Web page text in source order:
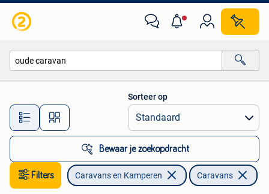
Alle afstanden…
Sorteer op
Bewaar je zoekopdracht
Filters Caravans en Kamperen Caravans